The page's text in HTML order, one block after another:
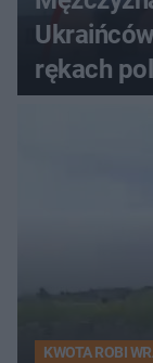
rękach
KWOTA ROBI